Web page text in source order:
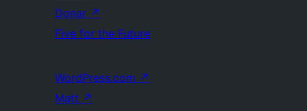
Donar ↗
Five for the Future
WordPress.com ↗
Matt ↗